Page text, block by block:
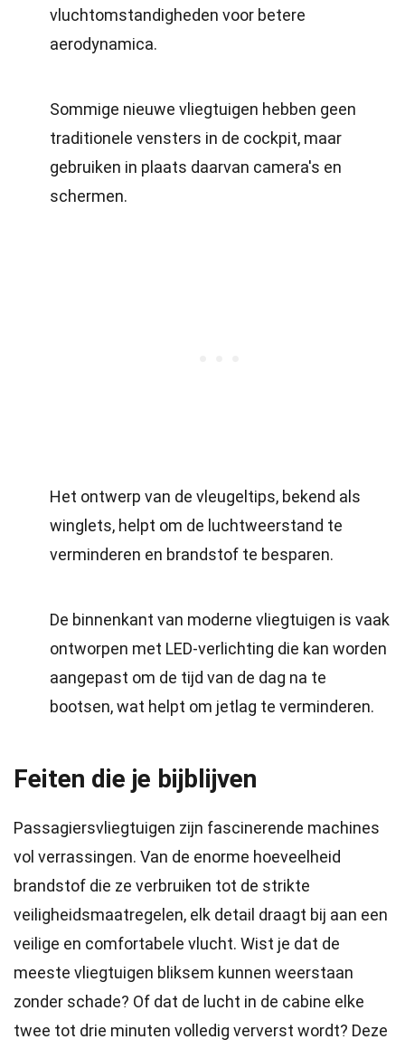
vluchtomstandigheden voor betere
aerodynamica.
Sommige nieuwe vliegtuigen hebben geen
traditionele vensters in de cockpit, maar
gebruiken in plaats daarvan camera's en
schermen.
Het ontwerp van de vleugeltips, bekend als
winglets, helpt om de luchtweerstand te
verminderen en brandstof te besparen.
De binnenkant van moderne vliegtuigen is vaak
ontworpen met LED-verlichting die kan worden
aangepast om de tijd van de dag na te
bootsen, wat helpt om jetlag te verminderen.
Feiten die je bijblijven
Passagiersvliegtuigen zijn fascinerende machines
vol verrassingen. Van de enorme hoeveelheid
brandstof die ze verbruiken tot de strikte
veiligheidsmaatregelen, elk detail draagt bij aan een
veilige en comfortabele vlucht. Wist je dat de
meeste vliegtuigen bliksem kunnen weerstaan
zonder schade? Of dat de lucht in de cabine elke
twee tot drie minuten volledig ververst wordt? Deze